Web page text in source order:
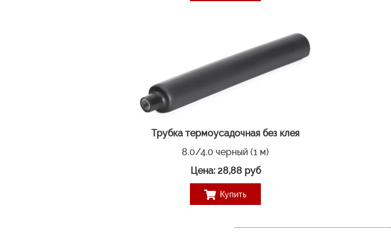
Трубка термоусадочная без клея
8.0/4.0 черный (1 м)
Цена: 28,88 руб
Купить